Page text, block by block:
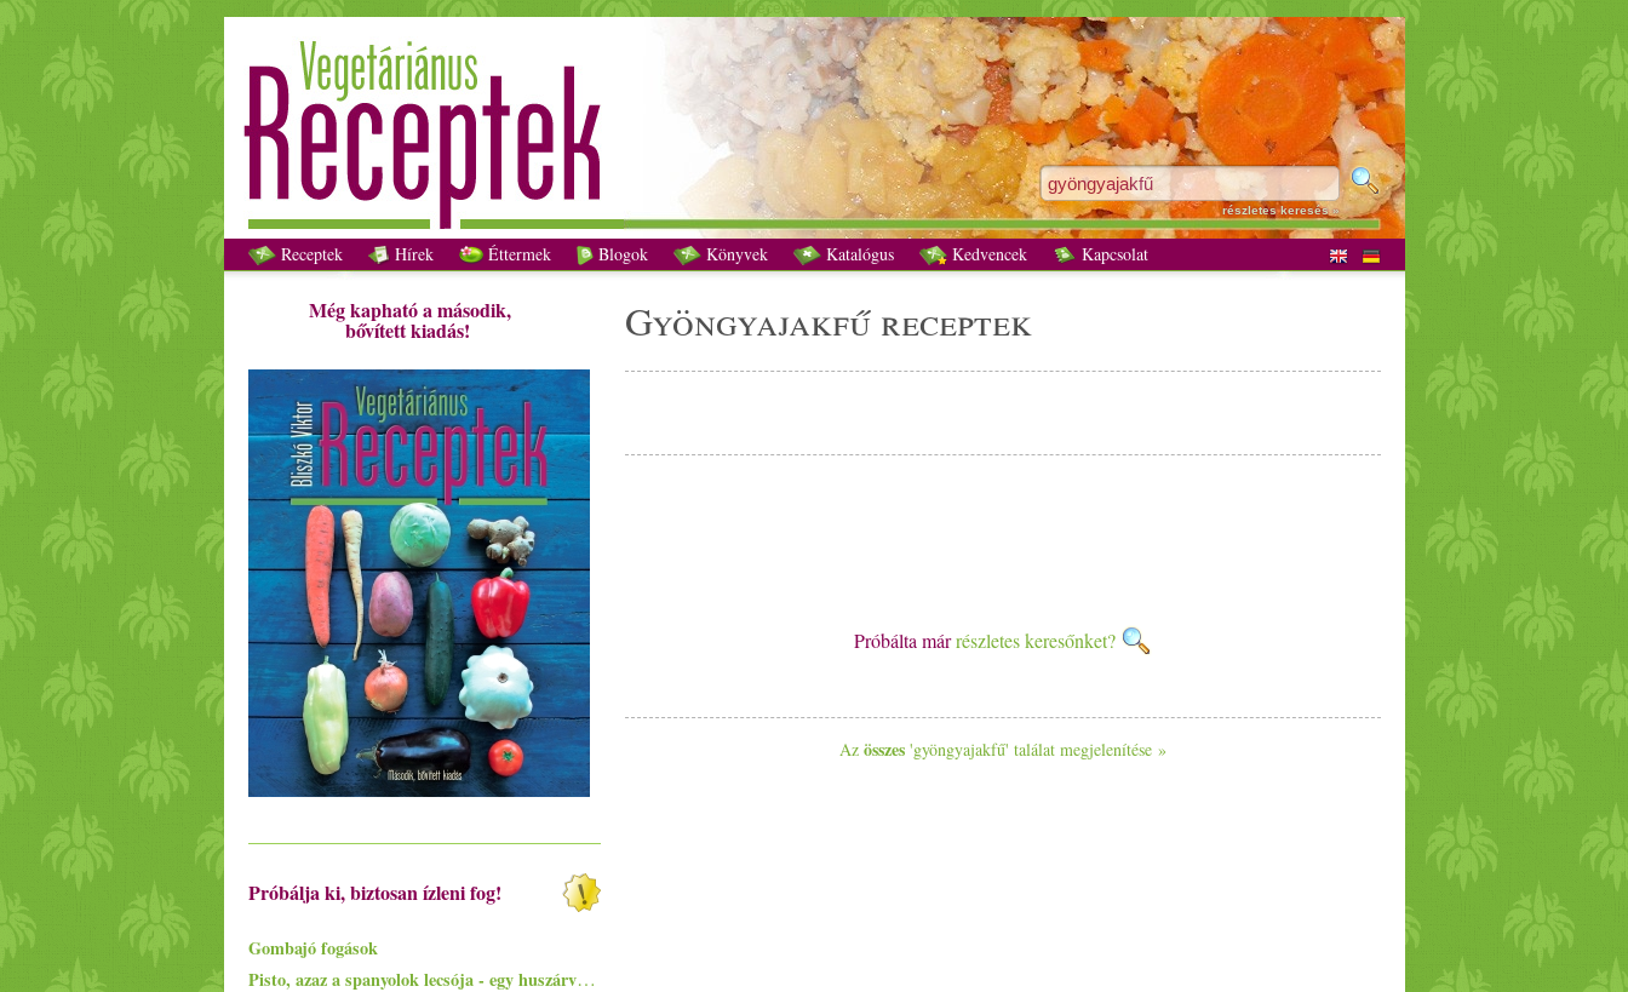
gyöngyajakfű receptek - Vegetáriánus receptek
részletes keresés »
Receptek Hírek Éttermek Blogok Könyvek Katalógus Kedvencek Kapcsolat
Még kapható a második,
bővített kiadás!
Próbálja ki, biztosan ízleni fog!
Gombajó fogások
Pisto, azaz a spanyolok lecsója - egy huszárvágással tesszük laktatóbbá
gyöngyajakfű receptek
Próbálta márrészletes keresőnket?
Az összes'gyöngyajakfű' találat megjelenítése »